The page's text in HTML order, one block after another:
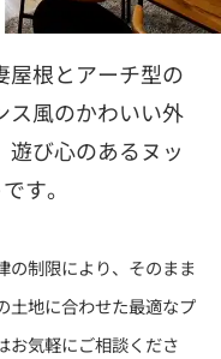
屋根とアーチ型の
ス風のかわいい外
び心のあるヌッ
す。
制限により、そのまま
土地に合わせた最適なプ
お気軽にご相談くださ